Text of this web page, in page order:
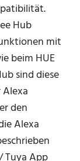
Hub
mit
beim HUE
sind diese
den
Alexa